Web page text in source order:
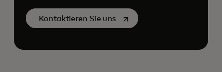
Kontaktieren Sie unswird in einer neuen